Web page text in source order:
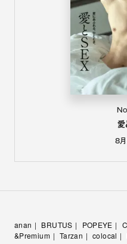
愛
8
anan BRUTUS POPEYE
&Premium
Tarzan colocal